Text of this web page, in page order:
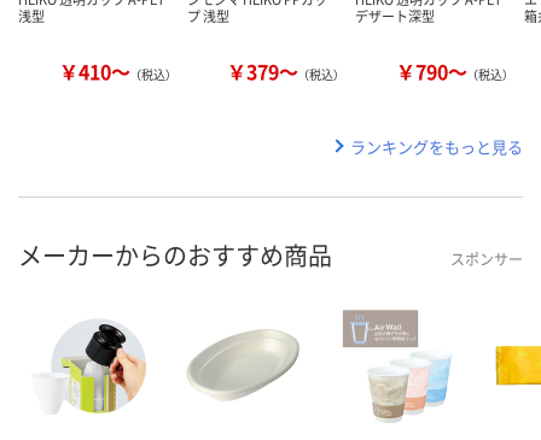
浅型
￥410～ （税込）
プ 浅型
￥379～ （税込）
デザート深型
￥790～ （税込）
箱
ランキングをもっと見る
メーカーからのおすすめ商品 スポンサー